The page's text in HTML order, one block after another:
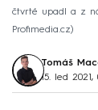
čtvrté upadl a z
Profimedia.cz
Tomáš
15. led 2021,